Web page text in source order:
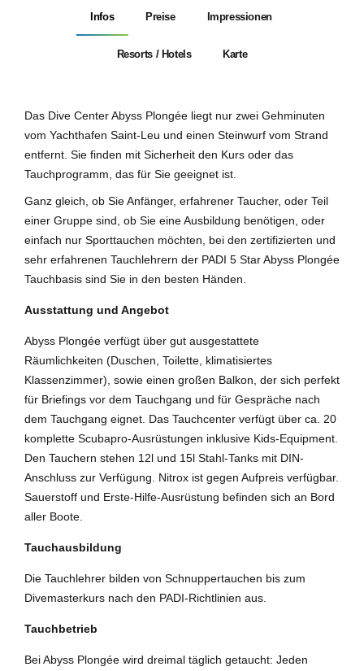
Infos Preise Impressionen
Resorts / Hotels Karte
Das Dive Center Abyss Plongée liegt nur zwei Gehminuten
vom Yachthafen Saint-Leu und einen Steinwurf vom Strand
entfernt. Sie finden mit Sicherheit den Kurs oder das
Tauchprogramm, das für Sie geeignet ist.
Ganz gleich, ob Sie Anfänger, erfahrener Taucher, oder Teil
einer Gruppe sind, ob Sie eine Ausbildung benötigen, oder
einfach nur Sporttauchen möchten, bei den zertifizierten und
sehr erfahrenen Tauchlehrern der PADI 5 Star Abyss Plongée
Tauchbasis sind Sie in den besten Händen.
Ausstattung und Angebot
Abyss Plongée verfügt über gut ausgestattete
Räumlichkeiten (Duschen, Toilette, klimatisiertes
Klassenzimmer), sowie einen großen Balkon, der sich perfekt
für Briefings vor dem Tauchgang und für Gespräche nach
dem Tauchgang eignet. Das Tauchcenter verfügt über ca. 20
komplette Scubapro-Ausrüstungen inklusive Kids-Equipment.
Den Tauchern stehen 12l und 15l Stahl-Tanks mit DIN-
Anschluss zur Verfügung. Nitrox ist gegen Aufpreis verfügbar.
Sauerstoff und Erste-Hilfe-Ausrüstung befinden sich an Bord
aller Boote.
Tauchausbildung
Die Tauchlehrer bilden von Schnuppertauchen bis zum
Divemasterkurs nach den PADI-Richtlinien aus.
Tauchbetrieb
Bei Abyss Plongée wird dreimal täglich getaucht: Jeden